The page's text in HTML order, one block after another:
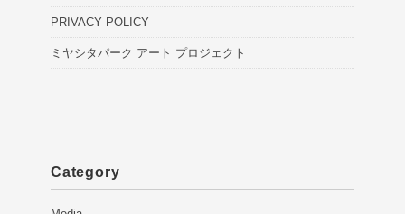
PRIVACY POLICY
ミヤシタパーク アート プロジェクト
Category